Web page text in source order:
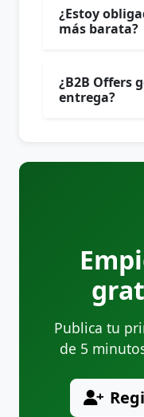
¿Estoy
más barata?
¿B2B Offers
entrega?
Publica tu
de 5